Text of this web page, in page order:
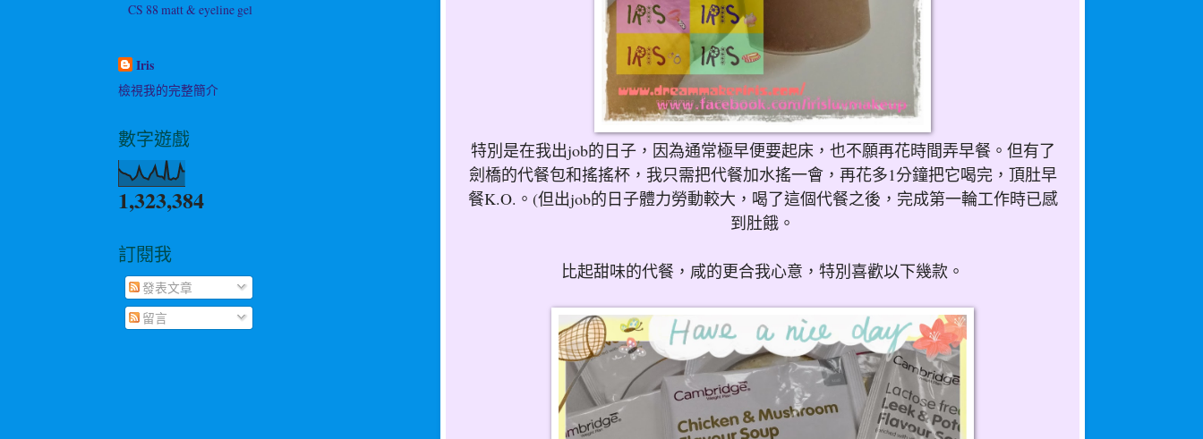
特別是在我出job的日子，因為通常極早便要起床，也不願再花時間弄早餐。但有了
劍橋的代餐包和搖搖杯，我只需把代餐加水搖一會，再花多1分鐘把它喝完，頂肚早
餐K.O.。(但出job的日子體力勞動較大，喝了這個代餐之後，完成第一輪工作時已感
到肚餓 。
比起甜味的代餐，咸的更合我心意，特別喜歡以下幾款。
CS 88 matt & eyeline gel
Iris
檢視我的完整簡介
數字遊戲
1,323,384
訂閱我
發表文章
留言